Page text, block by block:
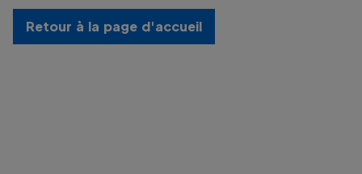
Retour à la page d'accueil